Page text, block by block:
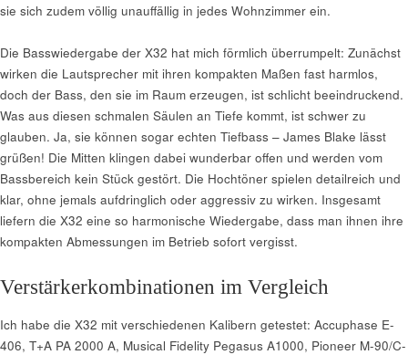
sie sich zudem völlig unauffällig in jedes Wohnzimmer ein.
Die Basswiedergabe der X32 hat mich förmlich überrumpelt: Zunächst
wirken die Lautsprecher mit ihren kompakten Maßen fast harmlos,
doch der Bass, den sie im Raum erzeugen, ist schlicht beeindruckend.
Was aus diesen schmalen Säulen an Tiefe kommt, ist schwer zu
glauben. Ja, sie können sogar echten Tiefbass – James Blake lässt
grüßen! Die Mitten klingen dabei wunderbar offen und werden vom
Bassbereich kein Stück gestört. Die Hochtöner spielen detailreich und
klar, ohne jemals aufdringlich oder aggressiv zu wirken. Insgesamt
liefern die X32 eine so harmonische Wiedergabe, dass man ihnen ihre
kompakten Abmessungen im Betrieb sofort vergisst.
Verstärkerkombinationen im Vergleich
Ich habe die X32 mit verschiedenen Kalibern getestet: Accuphase E-
406, T+A PA 2000 A, Musical Fidelity Pegasus A1000, Pioneer M-90/C-